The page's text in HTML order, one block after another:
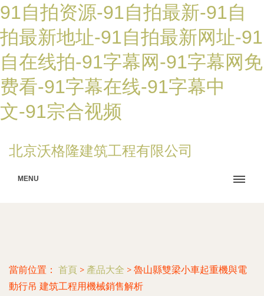
91自拍资源-91自拍最新-91自
拍最新地址-91自拍最新网址-91
自在线拍-91字幕网-91字幕网免
费看-91字幕在线-91字幕中
文-91宗合视频
北京沃格隆建筑工程有限公司
MENU
當前位置： 首頁 > 產品大全 > 魯山縣雙梁小車起重機與電
動行吊 建筑工程用機械銷售解析